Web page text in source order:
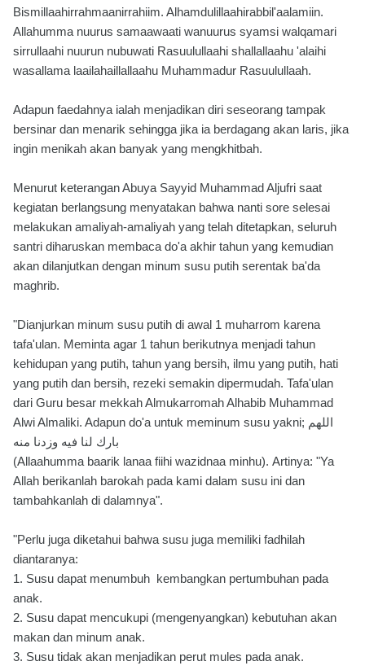
Bismillaahirrahmaanirrahiim. Alhamdulillaahirabbil'aalamiin.
Allahumma nuurus samaawaati wanuurus syamsi walqamari
sirrullaahi nuurun nubuwati Rasuulullaahi shallallaahu 'alaihi
wasallama laailahaillallaahu Muhammadur Rasuulullaah.
Adapun faedahnya ialah menjadikan diri seseorang tampak
bersinar dan menarik sehingga jika ia berdagang akan laris, jika
ingin menikah akan banyak yang mengkhitbah.
Menurut keterangan Abuya Sayyid Muhammad Aljufri saat
kegiatan berlangsung menyatakan bahwa nanti sore selesai
melakukan amaliyah-amaliyah yang telah ditetapkan, seluruh
santri diharuskan membaca do'a akhir tahun yang kemudian
akan dilanjutkan dengan minum susu putih serentak ba'da
maghrib.
"Dianjurkan minum susu putih di awal 1 muharrom karena
tafa'ulan. Meminta agar 1 tahun berikutnya menjadi tahun
kehidupan yang putih, tahun yang bersih, ilmu yang putih, hati
yang putih dan bersih, rezeki semakin dipermudah. Tafa'ulan
dari Guru besar mekkah Almukarromah Alhabib Muhammad
Alwi Almaliki. Adapun do'a untuk meminum susu yakni; اللهم
بارك لنا فيه وزدنا منه
(Allaahumma baarik lanaa fiihi wazidnaa minhu). Artinya: "Ya
Allah berikanlah barokah pada kami dalam susu ini dan
tambahkanlah di dalamnya".
"Perlu juga diketahui bahwa susu juga memiliki fadhilah
diantaranya:
1. Susu dapat menumbuh kembangkan pertumbuhan pada
anak.
2. Susu dapat mencukupi (mengenyangkan) kebutuhan akan
makan dan minum anak.
3. Susu tidak akan menjadikan perut mules pada anak.